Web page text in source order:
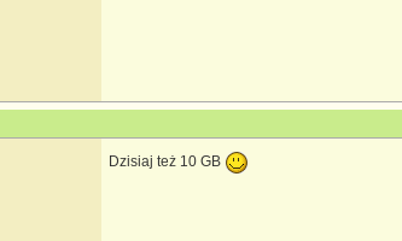
Dzisiaj też 10 GB